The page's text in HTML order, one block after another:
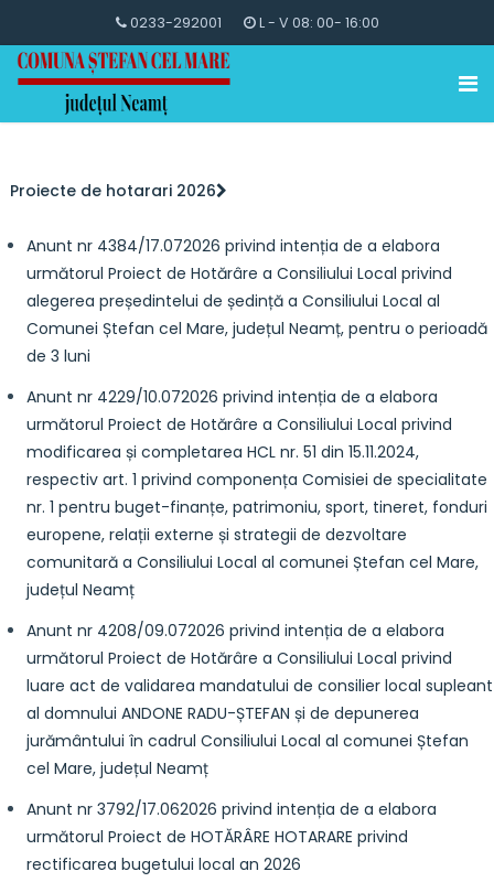
0233-292001 L - V 08: 00- 16:00
Proiecte de hotarari 2026
Anunt nr 4384/17.072026 privind intenția de a elabora
următorul Proiect de Hotărâre a Consiliului Local privind
alegerea președintelui de ședință a Consiliului Local al
Comunei Ștefan cel Mare, județul Neamț, pentru o perioadă
de 3 luni
Anunt nr 4229/10.072026 privind intenția de a elabora
următorul Proiect de Hotărâre a Consiliului Local privind
modificarea și completarea HCL nr. 51 din 15.11.2024,
respectiv art. 1 privind componența Comisiei de specialitate
nr. 1 pentru buget-finanțe, patrimoniu, sport, tineret, fonduri
europene, relații externe și strategii de dezvoltare
comunitară a Consiliului Local al comunei Ștefan cel Mare,
județul Neamț
Anunt nr 4208/09.072026 privind intenția de a elabora
următorul Proiect de Hotărâre a Consiliului Local privind
luare act de validarea mandatului de consilier local supleant
al domnului ANDONE RADU-ȘTEFAN și de depunerea
jurământului în cadrul Consiliului Local al comunei Ștefan
cel Mare, județul Neamț
Anunt nr 3792/17.062026 privind intenția de a elabora
următorul Proiect de HOTĂRÂRE HOTARARE privind
rectificarea bugetului local an 2026